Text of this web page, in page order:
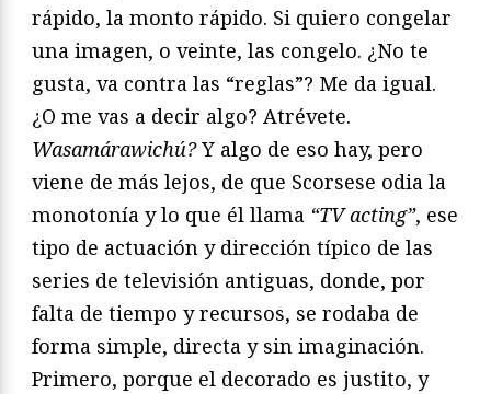
rápido, la monto rápido. Si quiero congelar
una imagen, o veinte, las congelo. ¿No te
gusta, va contra las “reglas”? Me da igual.
¿O me vas a decir algo? Atrévete.
Wasamárawichú?Y algo de eso hay, pero
viene de más lejos, de que Scorsese odia la
monotonía y lo que él llama “TV acting”, ese
tipo de actuación y dirección típico de las
series de televisión antiguas, donde, por
falta de tiempo y recursos, se rodaba de
forma simple, directa y sin imaginación.
Primero, porque el decorado es justito, y